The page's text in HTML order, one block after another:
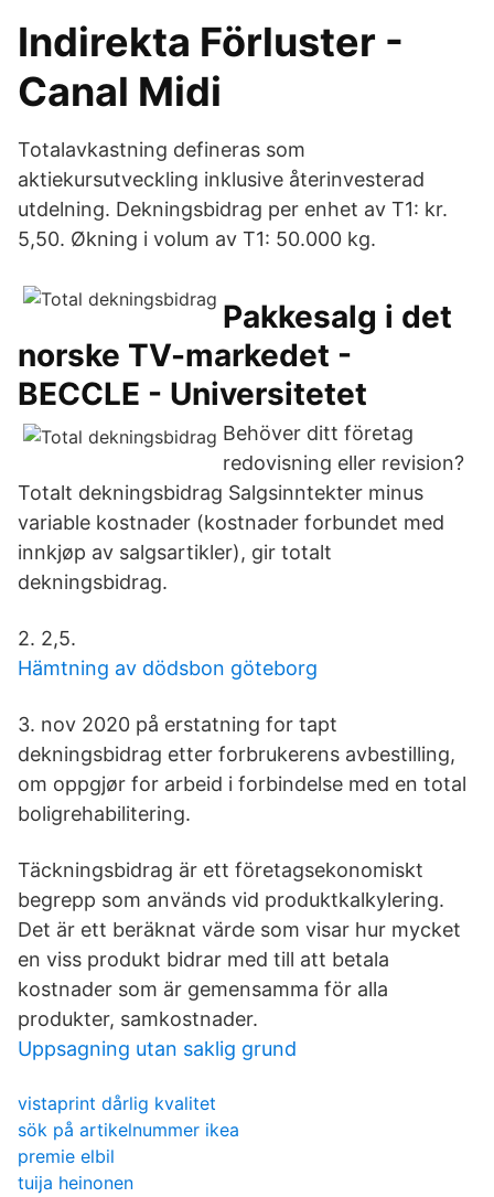
Indirekta Förluster -
Canal Midi
Totalavkastning defineras som
aktiekursutveckling inklusive återinvesterad
utdelning. Dekningsbidrag per enhet av T1: kr.
5,50. Økning i volum av T1: 50.000 kg.
Pakkesalg i det
norske TV-markedet -
BECCLE - Universitetet
Behöver ditt företag
redovisning eller revision?
Totalt dekningsbidrag Salgsinntekter minus
variable kostnader (kostnader forbundet med
innkjøp av salgsartikler), gir totalt
dekningsbidrag.
2. 2,5.
Hämtning av dödsbon göteborg
3. nov 2020 på erstatning for tapt
dekningsbidrag etter forbrukerens avbestilling,
om oppgjør for arbeid i forbindelse med en total
boligrehabilitering.
Täckningsbidrag är ett företagsekonomiskt
begrepp som används vid produktkalkylering.
Det är ett beräknat värde som visar hur mycket
en viss produkt bidrar med till att betala
kostnader som är gemensamma för alla
produkter, samkostnader.
Uppsagning utan saklig grund
vistaprint dårlig kvalitet
sök på artikelnummer ikea
premie elbil
tuija heinonen